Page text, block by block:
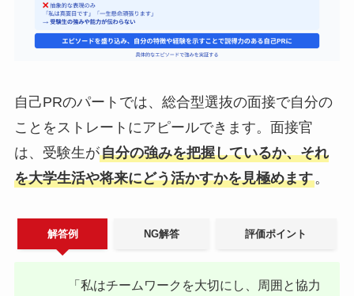
自己PRのパートでは、総合型選抜の面接で自分の
ことをストレートにアピールできます。面接官
は、受験生が自分の強みを把握しているか、それ
を大学生活や将来にどう活かすかを見極めます。
解答例 NG解答 評価ポイント
「私はチームワークを大切にし、周囲と協力